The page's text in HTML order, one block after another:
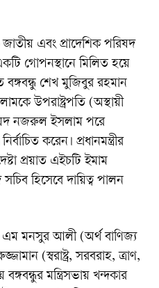
জাতীয় এবং প্রাদেশিক পরিষদ
গোপনস্থানে মিলিত হয়ে
শেখ মুজিবুর রহমান
উপরাষ্ট্রপতি (অস্থায়ী
নজরুল ইসলাম পরে
করেন। প্রধানমন্ত্রীর
প্রয়াত এইচটি ইমাম
হিসেবে দায়িত্ব পালন
এম মনসুর আলী (অর্থ বাণিজ্য
(স্বরাষ্ট্র, সরবরাহ, ত্রাণ,
মন্ত্রিসভায় খন্দকার